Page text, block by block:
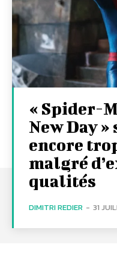
« Spider-
New Day »
encore
malgré
qualités
DIMITRI REDIER - 31